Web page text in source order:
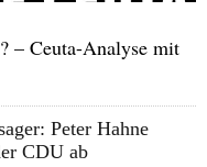
– Ceuta-Analyse mit
Peter Hahne
CDU ab